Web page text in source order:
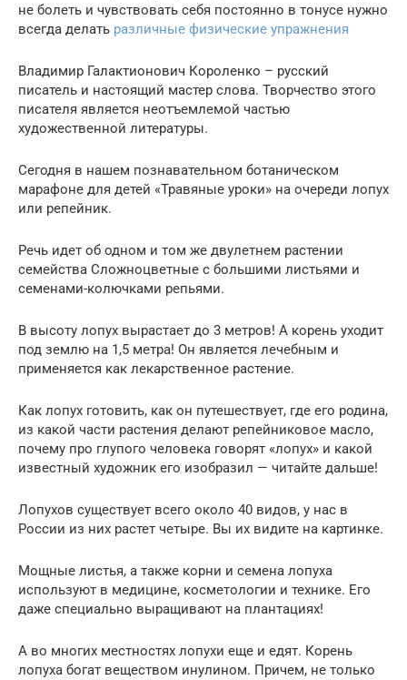
не болеть и чувствовать себя постоянно в тонусе нужно
всегда делать различные физические упражнения
Владимир Галактионович Короленко – русский
писатель и настоящий мастер слова. Творчество этого
писателя является неотъемлемой частью
художественной литературы.
Сегодня в нашем познавательном ботаническом
марафоне для детей «Травяные уроки» на очереди лопух
или репейник.
Речь идет об одном и том же двулетнем растении
семейства Сложноцветные с большими листьями и
семенами-колючками репьями.
В высоту лопух вырастает до 3 метров! А корень уходит
под землю на 1,5 метра! Он является лечебным и
применяется как лекарственное растение.
Как лопух готовить, как он путешествует, где его родина,
из какой части растения делают репейниковое масло,
почему про глупого человека говорят «лопух» и какой
известный художник его изобразил — читайте дальше!
Лопухов существует всего около 40 видов, у нас в
России из них растет четыре. Вы их видите на картинке.
Мощные листья, а также корни и семена лопуха
используют в медицине, косметологии и технике. Его
даже специально выращивают на плантациях!
А во многих местностях лопухи еще и едят. Корень
лопуха богат веществом инулином. Причем, не только